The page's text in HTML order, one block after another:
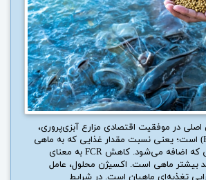
در موفقیت اقتصادی مزارع آبزی‌پروری،
ضریب تبدیل غذایی (FCR) است؛ یعنی نسبت مقدار غذایی که به ماهی
داده می‌شود به وزن ماهی که اضافه می‌شود. کاهش FCR به معنای
بیشتر ماهی است. اکسیژن محلول، عامل
تغذیه‌ای ماهیان است. در شرایط